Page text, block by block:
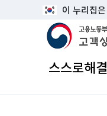
이 누리집
고용노동부 책
스스로해결